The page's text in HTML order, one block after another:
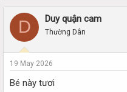
D Duy quận cam
Thường Dân
19 May 2026
Bé này tươi